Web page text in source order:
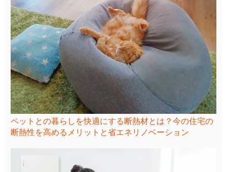
ペットとの暮らしを快適にする断熱材とは？今の住宅の
断熱性を高めるメリットと省エネリノベーション